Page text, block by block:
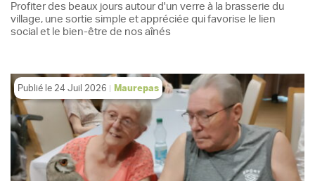
Profiter des beaux jours autour d'un verre à la brasserie du
village, une sortie simple et appréciée qui favorise le lien
social et le bien-être de nos aînés
Publié le 24 Juil 2026 Maurepas